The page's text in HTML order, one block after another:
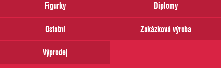
Figurky
Diplomy
Ostatní
Zakázková výroba
Výprodej